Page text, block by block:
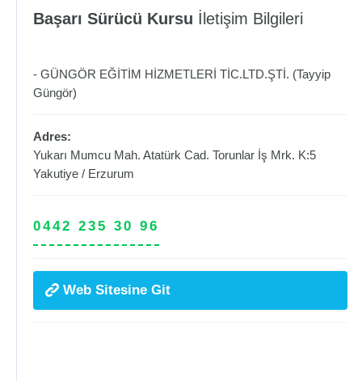
Başarı Sürücü Kursu İletişim Bilgileri
- GÜNGÖR EĞİTİM HİZMETLERİ TİC.LTD.ŞTİ. (Tayyip
Güngör)
Adres:
Yukarı Mumcu Mah. Atatürk Cad. Torunlar İş Mrk. K:5
Yakutiye / Erzurum
0442 235 30 96
Web Sitesine Git